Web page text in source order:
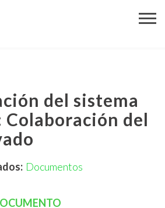
del sistema
del
Documentos